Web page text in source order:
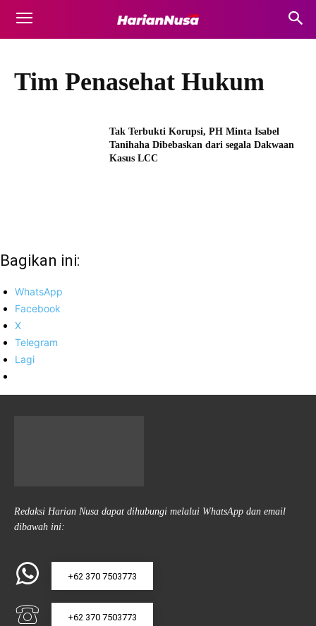
Tim Penasehat Hukum
Tak Terbukti Korupsi, PH Minta Isabel
Tanihaha Dibebaskan dari segala Dakwaan
Kasus LCC
Bagikan ini:
WhatsApp
Facebook
X
Telegram
Lagi
Redaksi Harian Nusa dapat dihubungi melalui WhatsApp dan email
dibawah ini:
+62 370 7503773
+62 370 7503773